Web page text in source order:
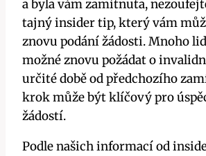
a byla vám zamítnuta,
tajný insider tip, který vám
znovu podání žádosti. Mnoho
možné znovu požádat o
určité době od předchozího
krok může být klíčový pro
žádostí.
Podle našich informací od